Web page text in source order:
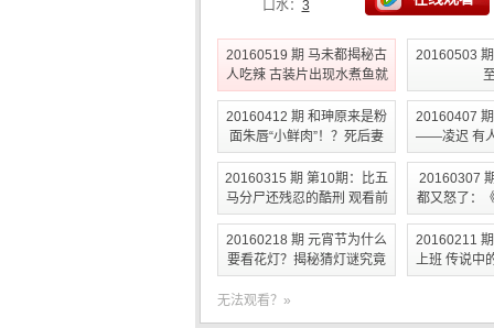
口水： 3
20160519 期 马未都揭秘古
人吃辣 古装片出现水煮鱼就
尴尬了
20160503
20160412 期 和珅原来是粉
面朱唇“小鲜肉”！？死后妻
妾都为之殉情
20160407
——凌迟 有
刀
20160315 期 第10期：比五
马分尸还残忍的酷刑 观看前
做好心理准备
20160307
都又怒了：
彻底就
20160218 期 元宵节为什么
要看花灯？揭秘猜灯谜究竟
是怎么来的
20160211
上班 传说中
多大
无法观看？»